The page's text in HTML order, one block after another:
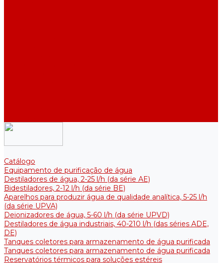
Catálogo
Equipamento de purificação de água
Destiladores de água, 2-25 l/h (da série АE)
Bidestiladores, 2-12 l/h (da série BE)
Aparelhos para produzir água de qualidade analítica, 5-25 l/h
(da série UPVA)
Deionizadores de água, 5-60 l/h (da série UPVD)
Destiladores de água industriais, 40-210 l/h (das séries ADE,
DE)
Tanques coletores para armazenamento de água purificada
Tanques coletores para armazenamento de água purificada
Reservatórios térmicos para soluções estéreis